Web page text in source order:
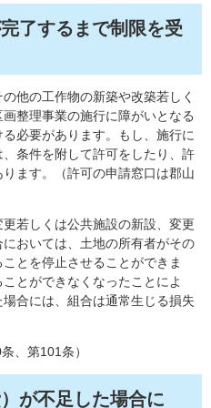
了するまで制限を受
他の工作物の新築や改築若しく
整理事業の施行に障がいとなる
必要があります。もし、施行に
条件を附して許可をしたり、許
ます。（許可の申請窓口は郡山
若しくは公共施設の新設、変更
おいては、土地の所有者がその
とを停止させることができま
とができなくなったことによ
合には、組合は通常生じる損失
、第101条）
が不足した場合に